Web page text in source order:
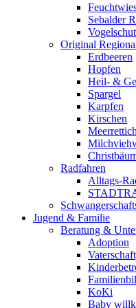
Sebalder
Original
Erdbeeren
Hopfen
Heil- &
Spargel
Karpfen
Kirschen
Meerrettich
Radfahren
Alltags-
Jugend & Familie
Beratung &
Adoption
KoKi
Baby